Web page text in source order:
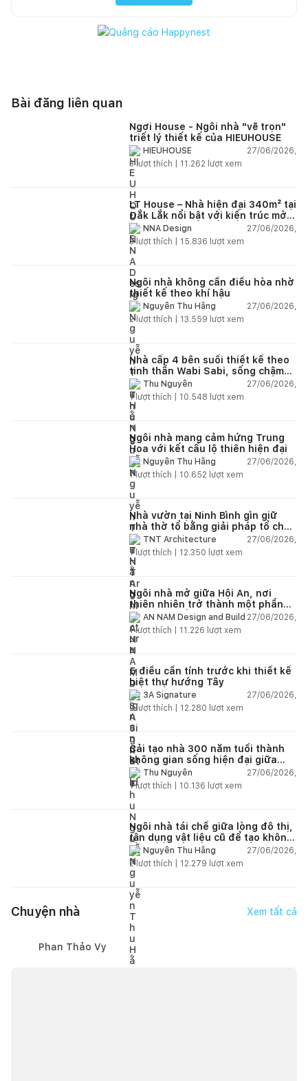
Bài đăng liên quan
Ngơi House - Ngôi nhà "vẽ trọn"
triết lý thiết kế của HIEUHOUSE
HIEUHOUSE
27/06/2026,
3lượt thích | 11.262 lượt xem
LT House – Nhà hiện đại 340m² tại
Đắk Lắk nổi bật với kiến trúc mở
và hệ sân vườn kết nối thiên
nhiên
NNA Design
27/06/2026,
3lượt thích | 15.836 lượt xem
Ngôi nhà không cần điều hòa nhờ
thiết kế theo khí hậu
Nguyễn Thu Hằng
27/06/2026,
2lượt thích | 13.559 lượt xem
Nhà cấp 4 bên suối thiết kế theo
tinh thần Wabi Sabi, sống chậm
giữa thiên nhiên
Thu Nguyễn
27/06/2026,
1lượt thích | 10.548 lượt xem
Ngôi nhà mang cảm hứng Trung
Hoa với kết cấu lộ thiên hiện đại
Nguyễn Thu Hằng
27/06/2026,
1lượt thích | 10.652 lượt xem
Nhà vườn tại Ninh Bình gìn giữ
nhà thờ tổ bằng giải pháp tổ chức
lại không gian
TNT Architecture
27/06/2026,
1lượt thích | 12.350 lượt xem
Ngôi nhà mở giữa Hội An, nơi
thiên nhiên trở thành một phần
của cuộc sống
AN NAM Design and Build 27/06/2026,
1lượt thích | 11.226 lượt xem
5 điều cần tính trước khi thiết kế
biệt thự hướng Tây
3A Signature
27/06/2026,
2lượt thích | 12.280 lượt xem
Cải tạo nhà 300 năm tuổi thành
không gian sống hiện đại giữa
thiên nhiên
Thu Nguyễn
27/06/2026,
1lượt thích | 10.136 lượt xem
Ngôi nhà tái chế giữa lòng đô thị,
tận dụng vật liệu cũ để tạo không
gian sống linh hoạt
Nguyễn Thu Hằng
27/06/2026,
2lượt thích | 12.279 lượt xem
Chuyện nhà Xem tất cả
Phan Thảo Vy